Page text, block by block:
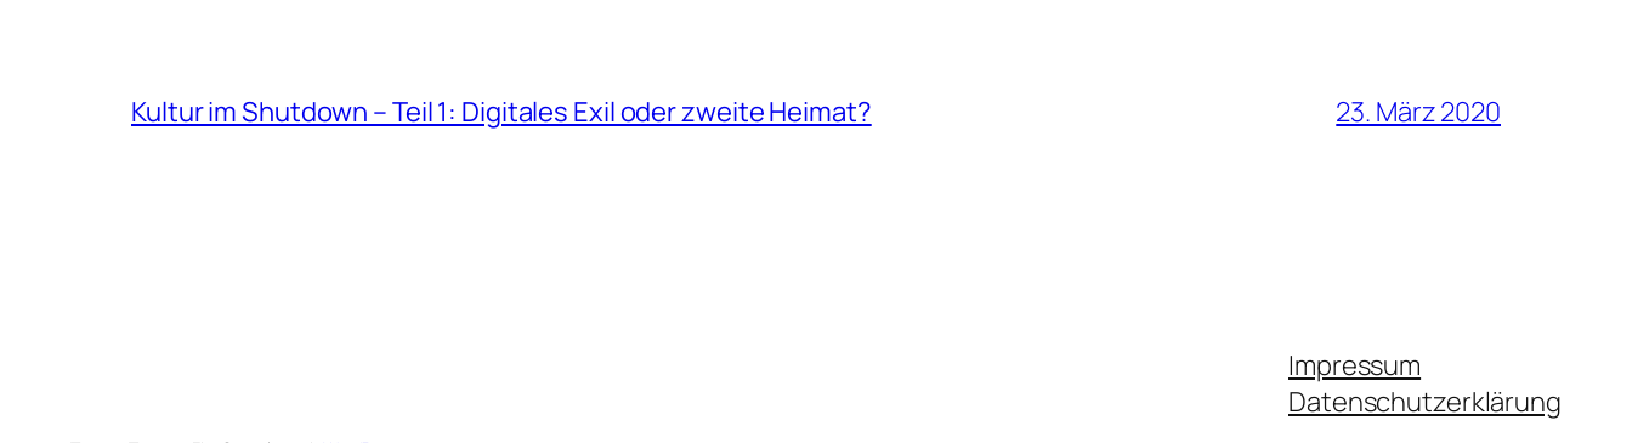
Kultur im Shutdown – Teil 1: Digitales Exil oder zweite Heimat? 23. März 2020
Impressum
Datenschutzerklärung